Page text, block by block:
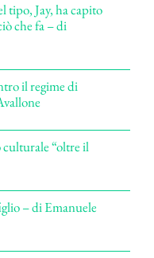
tipo, Jay, ha capito
che fa – di
il regime di
culturale “oltre il
– di Emanuele